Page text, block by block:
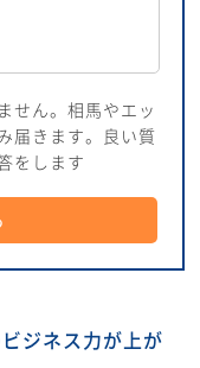
せん。相馬やエッ
届きます。良い質
をします
ジネス力が上が